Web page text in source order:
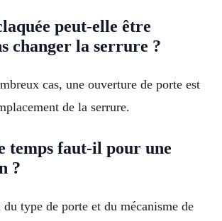
peut-elle être
changer la serrure ?
cas, une ouverture de porte est
de la serrure.
temps faut-il pour une
?
type de porte et du mécanisme de